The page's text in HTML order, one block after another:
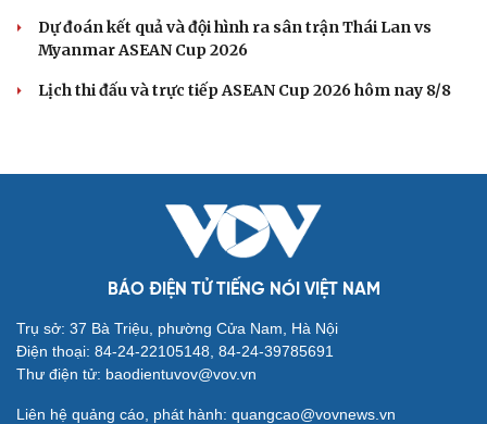
Dự đoán kết quả và đội hình ra sân trận Thái Lan vs
Myanmar ASEAN Cup 2026
Lịch thi đấu và trực tiếp ASEAN Cup 2026 hôm nay 8/8
BÁO ĐIỆN TỬ TIẾNG NÓI VIỆT NAM
Trụ sở: 37 Bà Triệu, phường Cửa Nam, Hà Nội
Điện thoại: 84-24-22105148, 84-24-39785691
Thư điện tử: baodientuvov@vov.vn
Liên hệ quảng cáo, phát hành: quangcao@vovnews.vn